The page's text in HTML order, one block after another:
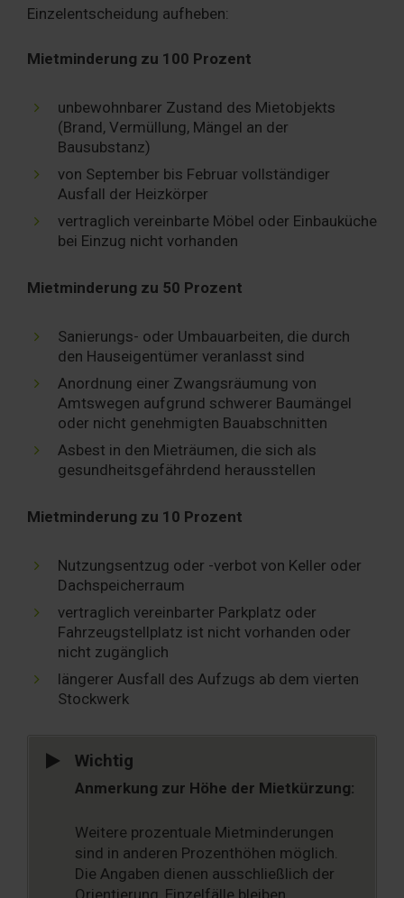
Einzelentscheidung aufheben:
Mietminderung zu 100 Prozent
unbewohnbarer Zustand des Mietobjekts
(Brand, Vermüllung, Mängel an der
Bausubstanz)
von September bis Februar vollständiger
Ausfall der Heizkörper
vertraglich vereinbarte Möbel oder Einbauküche
bei Einzug nicht vorhanden
Mietminderung zu 50 Prozent
Sanierungs- oder Umbauarbeiten, die durch
den Hauseigentümer veranlasst sind
Anordnung einer Zwangsräumung von
Amtswegen aufgrund schwerer Baumängel
oder nicht genehmigten Bauabschnitten
Asbest in den Mieträumen, die sich als
gesundheitsgefährdend herausstellen
Mietminderung zu 10 Prozent
Nutzungsentzug oder -verbot von Keller oder
Dachspeicherraum
vertraglich vereinbarter Parkplatz oder
Fahrzeugstellplatz ist nicht vorhanden oder
nicht zugänglich
längerer Ausfall des Aufzugs ab dem vierten
Stockwerk
Wichtig
Anmerkung zur Höhe der Mietkürzung:
Weitere prozentuale Mietminderungen
sind in anderen Prozenthöhen möglich.
Die Angaben dienen ausschließlich der
Orientierung, Einzelfälle bleiben